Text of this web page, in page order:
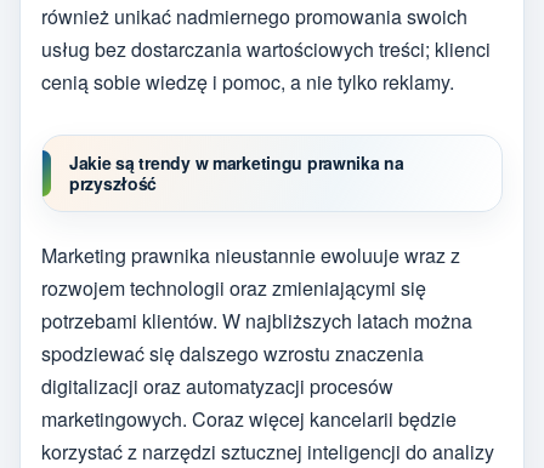
również unikać nadmiernego promowania swoich
usług bez dostarczania wartościowych treści; klienci
cenią sobie wiedzę i pomoc, a nie tylko reklamy.
Jakie są trendy w marketingu prawnika na
przyszłość
Marketing prawnika nieustannie ewoluuje wraz z
rozwojem technologii oraz zmieniającymi się
potrzebami klientów. W najbliższych latach można
spodziewać się dalszego wzrostu znaczenia
digitalizacji oraz automatyzacji procesów
marketingowych. Coraz więcej kancelarii będzie
korzystać z narzędzi sztucznej inteligencji do analizy